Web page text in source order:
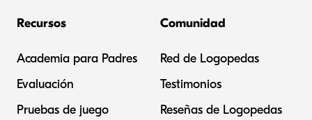
Recursos
Academia para Padres
Evaluación
Pruebas de juego
Comunidad
Red de Logopedas
Testimonios
Reseñas de Logopedas